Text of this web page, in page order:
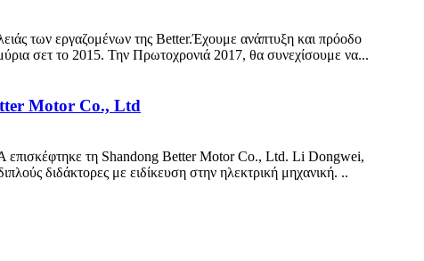
των εργαζομένων της Better.Έχουμε ανάπτυξη και πρόοδο
σετ το 2015. Την Πρωτοχρονιά 2017, θα συνεχίσουμε να...
Motor Co., Ltd
επισκέφτηκε τη Shandong Better Motor Co., Ltd. Li Dongwei,
διδάκτορες με ειδίκευση στην ηλεκτρική μηχανική. ..